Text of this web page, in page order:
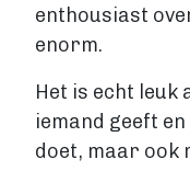
enthousiast
enorm.
Het is echt leuk
iemand geeft
doet, maar ook